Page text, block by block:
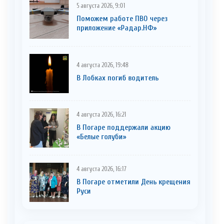
5 августа 2026, 9:01
Поможем работе ПВО через
приложение «Радар.НФ»
4 августа 2026, 19:48
В Лобках погиб водитель
4 августа 2026, 16:21
В Погаре поддержали акцию
«Белые голуби»
4 августа 2026, 16:17
В Погаре отметили День крещения
Руси